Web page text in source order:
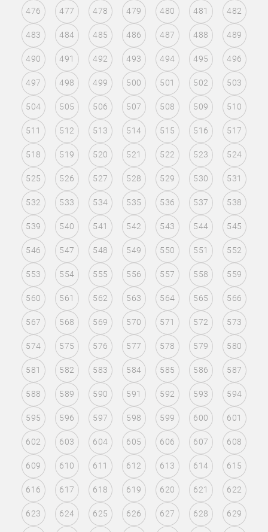
476 477 478 479 480 481 482
483 484 485 486 487 488 489
490 491 492 493 494 495 496
497 498 499 500 501 502 503
504 505 506 507 508 509 510
511 512 513 514 515 516 517
518 519 520 521 522 523 524
525 526 527 528 529 530 531
532 533 534 535 536 537 538
539 540 541 542 543 544 545
546 547 548 549 550 551 552
553 554 555 556 557 558 559
560 561 562 563 564 565 566
567 568 569 570 571 572 573
574 575 576 577 578 579 580
581 582 583 584 585 586 587
588 589 590 591 592 593 594
595 596 597 598 599 600 601
602 603 604 605 606 607 608
609 610 611 612 613 614 615
616 617 618 619 620 621 622
623 624 625 626 627 628 629